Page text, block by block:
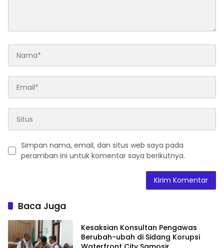
Simpan nama, email, dan situs web saya pada
peramban ini untuk komentar saya berikutnya.
Baca Juga
Kesaksian Konsultan Pengawas
Berubah-ubah di Sidang Korupsi